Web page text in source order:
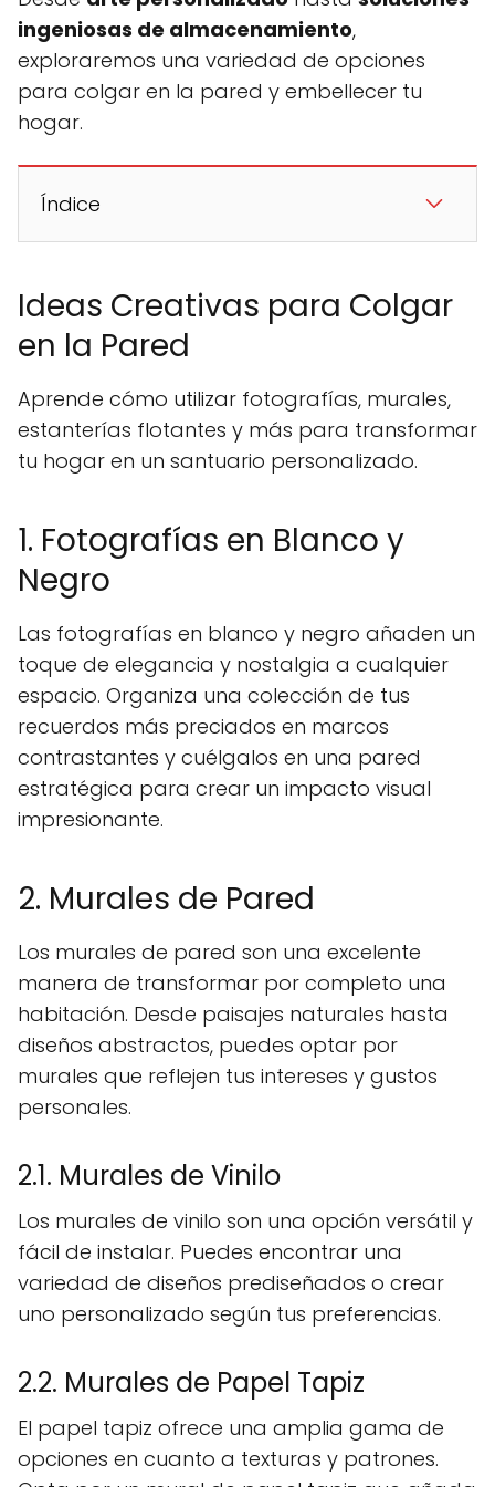
ingeniosas de almacenamiento,
exploraremos una variedad de opciones
para colgar en la pared y embellecer tu
hogar.
Índice
Ideas Creativas para Colgar
en la Pared
Aprende cómo utilizar fotografías, murales,
estanterías flotantes y más para transformar
tu hogar en un santuario personalizado.
1. Fotografías en Blanco y
Negro
Las fotografías en blanco y negro añaden un
toque de elegancia y nostalgia a cualquier
espacio. Organiza una colección de tus
recuerdos más preciados en marcos
contrastantes y cuélgalos en una pared
estratégica para crear un impacto visual
impresionante.
2. Murales de Pared
Los murales de pared son una excelente
manera de transformar por completo una
habitación. Desde paisajes naturales hasta
diseños abstractos, puedes optar por
murales que reflejen tus intereses y gustos
personales.
2.1. Murales de Vinilo
Los murales de vinilo son una opción versátil y
fácil de instalar. Puedes encontrar una
variedad de diseños prediseñados o crear
uno personalizado según tus preferencias.
2.2. Murales de Papel Tapiz
El papel tapiz ofrece una amplia gama de
opciones en cuanto a texturas y patrones.